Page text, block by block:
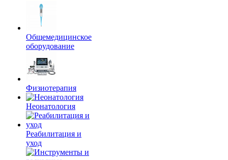
Общемедицинское
оборудование
Физиотерапия
Неонатология
Реабилитация и
уход